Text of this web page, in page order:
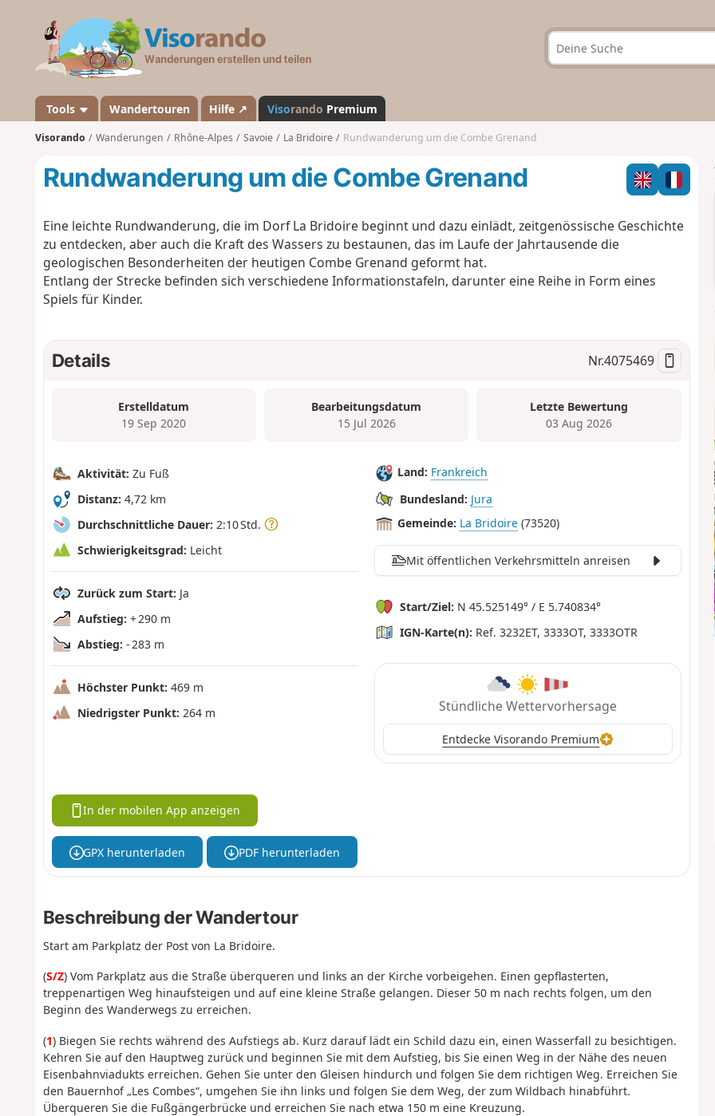
a
n
d
Tools Wandertouren Hilfe ↗ Visorando Premium
Visorando Wanderungen Rhône-Alpes Savoie La Bridoire Rundwanderung um die Combe Grenand
Rundwanderung um die Combe Grenand
Eine leichte Rundwanderung, die im Dorf La Bridoire beginnt und dazu einlädt, zeitgenössische Geschichte
zu entdecken, aber auch die Kraft des Wassers zu bestaunen, das im Laufe der Jahrtausende die
geologischen Besonderheiten der heutigen Combe Grenand geformt hat.
Entlang der Strecke befinden sich verschiedene Informationstafeln, darunter eine Reihe in Form eines
Spiels für Kinder.
Details Nr.4075469
Erstelldatum
19 Sep 2020
Bearbeitungsdatum
15 Jul 2026
Letzte Bewertung
03 Aug 2026
Aktivität: Zu Fuß
Distanz: 4,72 km
Durchschnittliche Dauer: 2:10 Std.
Schwierigkeitsgrad: Leicht
Zurück zum Start: Ja
Aufstieg: + 290 m
Abstieg: - 283 m
Höchster Punkt: 469 m
Niedrigster Punkt: 264 m
Land: Frankreich
Bundesland: Jura
Gemeinde: La Bridoire (73520)
Mit öffentlichen Verkehrsmitteln anreisen
Start/Ziel: N 45.525149° / E 5.740834°
IGN-Karte(n): Ref. 3232ET, 3333OT, 3333OTR
Stündliche Wettervorhersage
Entdecke Visorando Premium
In der mobilen App anzeigen
GPX herunterladen PDF herunterladen
Beschreibung der Wandertour
Start am Parkplatz der Post von La Bridoire.
(S/Z) Vom Parkplatz aus die Straße überqueren und links an der Kirche vorbeigehen. Einen gepflasterten,
treppenartigen Weg hinaufsteigen und auf eine kleine Straße gelangen. Dieser 50 m nach rechts folgen, um den
Beginn des Wanderwegs zu erreichen.
(1) Biegen Sie rechts während des Aufstiegs ab. Kurz darauf lädt ein Schild dazu ein, einen Wasserfall zu besichtigen.
Kehren Sie auf den Hauptweg zurück und beginnen Sie mit dem Aufstieg, bis Sie einen Weg in der Nähe des neuen
Eisenbahnviadukts erreichen. Gehen Sie unter den Gleisen hindurch und folgen Sie dem richtigen Weg. Erreichen Sie
den Bauernhof „Les Combes“, umgehen Sie ihn links und folgen Sie dem Weg, der zum Wildbach hinabführt.
Überqueren Sie die Fußgängerbrücke und erreichen Sie nach etwa 150 m eine Kreuzung.